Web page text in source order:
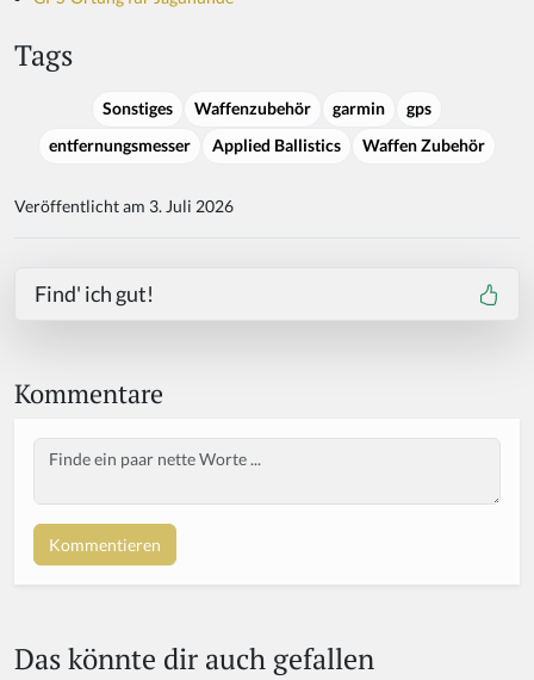
Tags
Sonstiges Waffenzubehör garmin
gps
entfernungsmesser
Applied Ballistics Waffen Zubehör
Veröffentlicht am 3. Juli 2026
Find' ich gut!
Kommentare
Body
Das könnte dir auch gefallen